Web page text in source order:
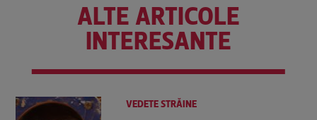
ALTE ARTICOLE
INTERESANTE
VEDETE STRĂINE